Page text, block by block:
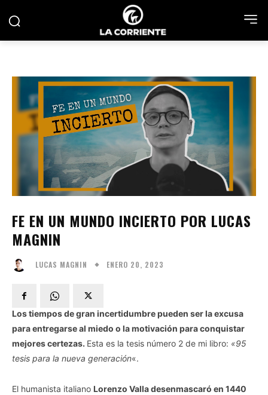
FE EN UN MUNDO INCIERTO POR LUCAS
MAGNIN
LUCAS MAGNIN ENERO 20, 2023
Los tiempos de gran incertidumbre pueden ser la excusa
para entregarse al miedo o la motivación para conquistar
mejores certezas. Esta es la tesis número 2 de mi libro: «95
tesis para la nueva generación«.
El humanista italiano Lorenzo Valla desenmascaró en 1440